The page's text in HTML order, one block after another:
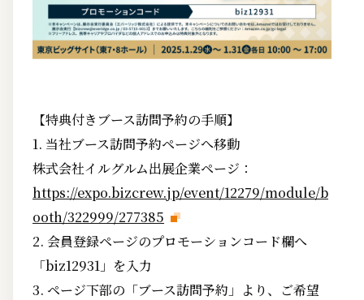
【特典付きブース訪問予約の手順】
1. 当社ブース訪問予約ページへ移動
株式会社イルグルム出展企業ページ：
https://expo.bizcrew.jp/event/12279/module/b
ooth/322999/277385
2. 会員登録ページのプロモーションコード欄へ
「biz12931」を入力
3. ページ下部の「ブース訪問予約」より、ご希望